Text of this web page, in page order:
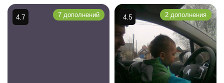
4.7 7 дополнений 4.5 2 дополнения